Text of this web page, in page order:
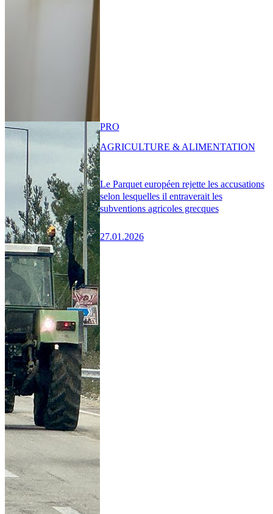
Le Parquet européen rejette les accusations
selon lesquelles il entraverait les
subventions agricoles grecques
27.01.2026
PRO
AGRICULTURE & ALIMENTATION